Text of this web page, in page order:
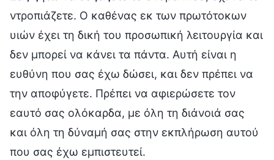
ντροπιάζετε. Ο καθένας εκ των πρωτότοκων
υιών έχει τη δική του προσωπική λειτουργία και
δεν μπορεί να κάνει τα πάντα. Αυτή είναι η
ευθύνη που σας έχω δώσει, και δεν πρέπει να
την αποφύγετε. Πρέπει να αφιερώσετε τον
εαυτό σας ολόκαρδα, με όλη τη διάνοιά σας
και όλη τη δύναμή σας στην εκπλήρωση αυτού
που σας έχω εμπιστευτεί.